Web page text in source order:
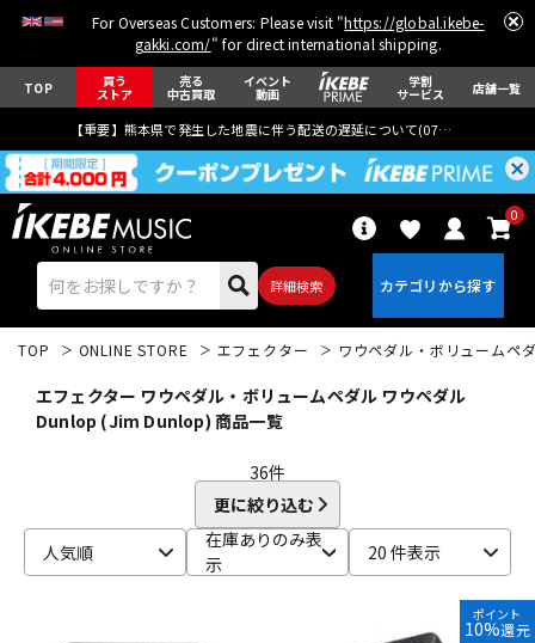
For Overseas Customers: Please visit "https://global.ikebe-
gakki.com/" for direct international shipping.
TOP 買う
ストア
売る
中古買取
イベント
動画
学割
サービス 店舗一覧
【重要】熊本県で発生した地震に伴う配送の遅延について(07月29日
詳細検索
0
ベース ウクレレ
TOP ONLINE STORE エフェクター ワウペダル・ボリュームペ
エフェクター ワウペダル・ボリュームペダル ワウペダル
Dunlop (Jim Dunlop) 商品一覧
36件
更に絞り込む
人気順
在庫ありのみ表
示
20 件表示
ポイント
10%還元